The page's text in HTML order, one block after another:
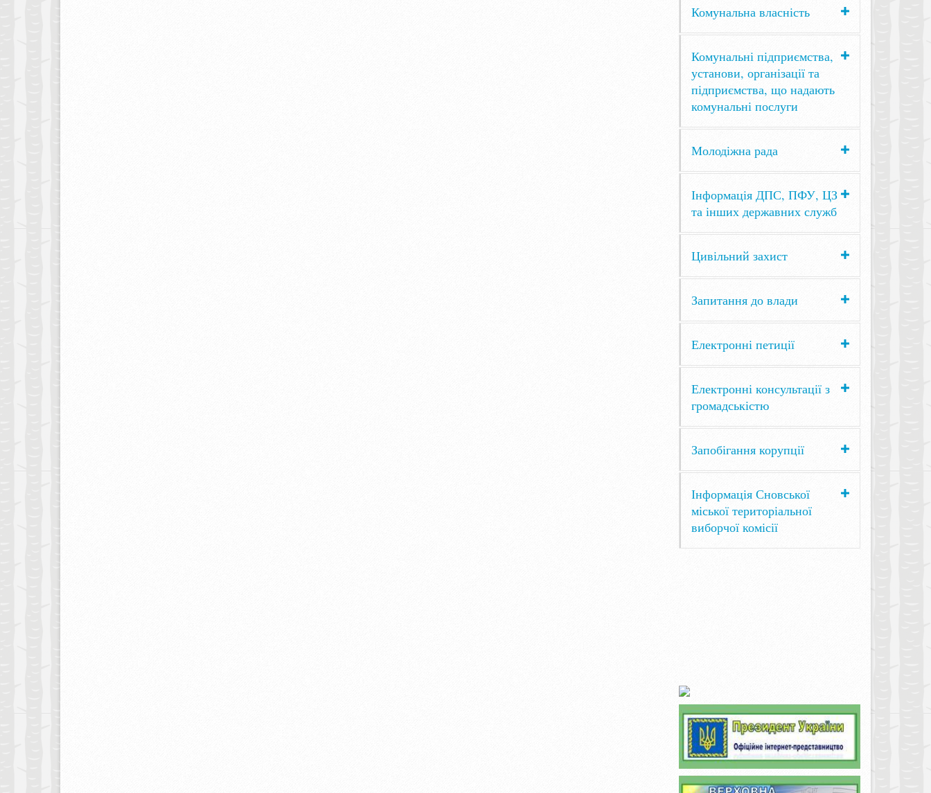
Комунальна власність
Комунальні підприємства,
установи, організації та
підприємства, що надають
комунальні послуги
Молодіжна рада
Інформація ДПС, ПФУ, ЦЗ
та інших державних служб
Цивільний захист
Запитання до влади
Електронні петиції
Електронні консультації з
громадськістю
Запобігання корупції
Інформація Сновської
міської територіальної
виборчої комісії